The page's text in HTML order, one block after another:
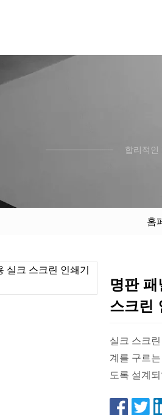
합리적인
홈
명판
스크린
실크 스크
계를 구르
도록 설계